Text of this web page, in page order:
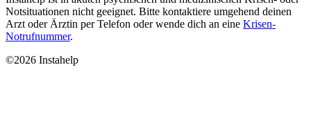
Notsituationen nicht geeignet. Bitte kontaktiere umgehend deinen
Arzt oder Ärztin per Telefon oder wende dich an eine Krisen-
Notrufnummer.
©2026 Instahelp